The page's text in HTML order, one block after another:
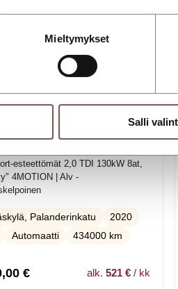
Mieltymykset
Salli
Crafter
esteettömät 2,0 TDI 130kW 8at,
4MOTION | Alv -
Palanderinkatu
2020
Automaatti 434000 km
€ alk.521 € / kk